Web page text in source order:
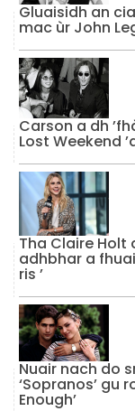
Gluaisidh an
mac ùr John
Carson a dh
Lost Weekend
Tha Claire Holt
adhbhar a
ris ’
Nuair nach do
‘Sopranos’ gu
Enough’